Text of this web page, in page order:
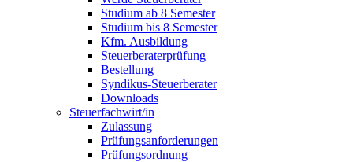
Studium ab 8 Semester
Studium bis 8 Semester
Kfm. Ausbildung
Steuerberaterprüfung
Bestellung
Syndikus-Steuerberater
Downloads
Steuerfachwirt/in
Zulassung
Prüfungsanforderungen
Prüfungsordnung